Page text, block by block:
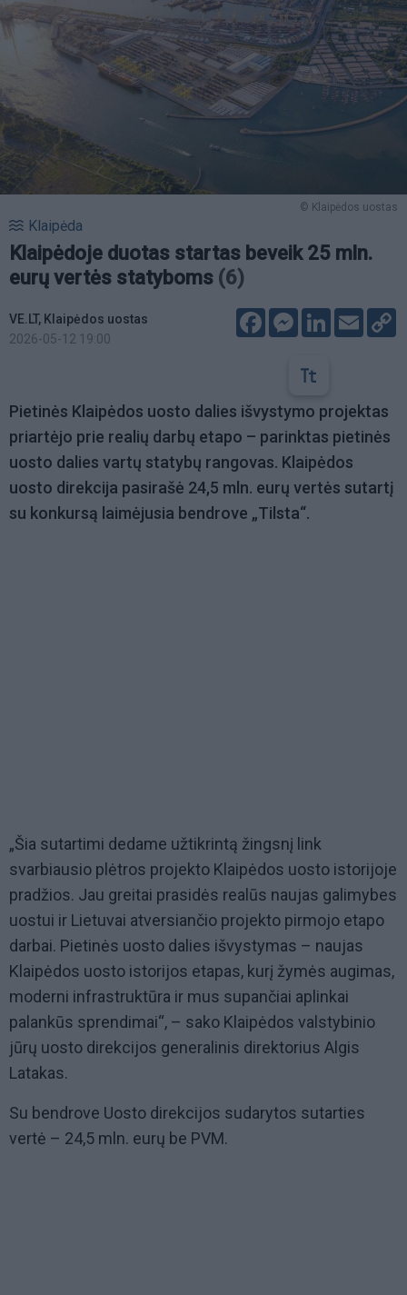
© Klaipėdos uostas
Klaipėda
Klaipėdoje duotas startas beveik 25 mln.
eurų vertės statyboms (6)
VE.LT, Klaipėdos uostas
2026-05-12 19:00
FacebookMessenger
LinkedIn
Email
Pietinės Klaipėdos uosto dalies išvystymo projektas
priartėjo prie realių darbų etapo – parinktas pietinės
uosto dalies vartų statybų rangovas. Klaipėdos
uosto direkcija pasirašė 24,5 mln. eurų vertės sutartį
su konkursą laimėjusia bendrove „Tilsta“.
„Šia sutartimi dedame užtikrintą žingsnį link
svarbiausio plėtros projekto Klaipėdos uosto istorijoje
pradžios. Jau greitai prasidės realūs naujas galimybes
uostui ir Lietuvai atversiančio projekto pirmojo etapo
darbai. Pietinės uosto dalies išvystymas – naujas
Klaipėdos uosto istorijos etapas, kurį žymės augimas,
moderni infrastruktūra ir mus supančiai aplinkai
palankūs sprendimai“, – sako Klaipėdos valstybinio
jūrų uosto direkcijos generalinis direktorius Algis
Latakas.
Su bendrove Uosto direkcijos sudarytos sutarties
vertė – 24,5 mln. eurų be PVM.